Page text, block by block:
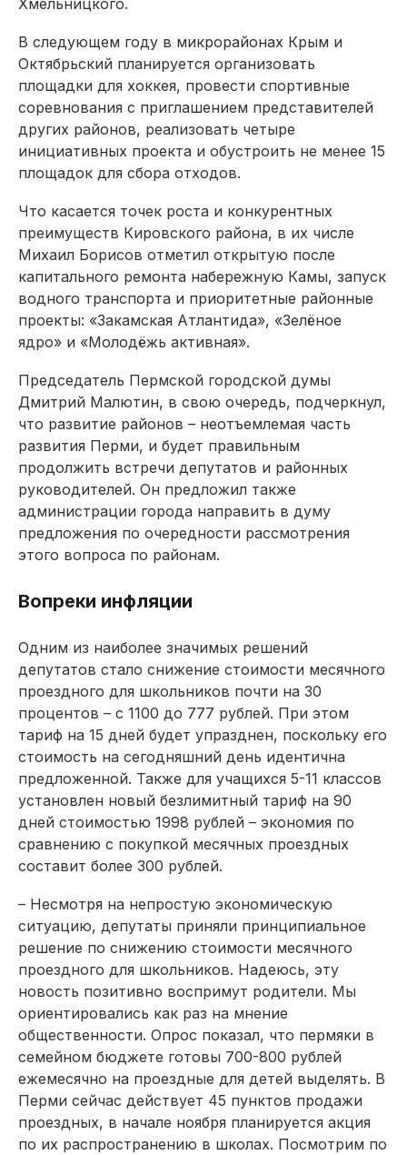
В следующем году в микрорайонах Крым и
Октябрьский планируется организовать
площадки для хоккея, провести спортивные
соревнования с приглашением представителей
других районов, реализовать четыре
инициативных проекта и обустроить не менее 15
площадок для сбора отходов.
Что касается точек роста и конкурентных
преимуществ Кировского района, в их числе
Михаил Борисов отметил открытую после
капитального ремонта набережную Камы, запуск
водного транспорта и приоритетные районные
проекты: «Закамская Атлантида», «Зелёное
ядро» и «Молодёжь активная».
Председатель Пермской городской думы
Дмитрий Малютин, в свою очередь, подчеркнул,
что развитие райо­нов – неотъемлемая часть
развития Перми, и будет правильным
продолжить встречи депутатов и районных
руководителей. Он предложил также
администрации города направить в думу
предложения по очередности рассмотрения
этого вопроса по районам.
Вопреки инфляции
Одним из наиболее значимых решений
депутатов стало снижение стоимости месячного
проездного для школьников почти на 30
процентов – с 1100 до 777 рублей. При этом
тариф на 15 дней будет упразднен, поскольку его
стои­мость на сегодняшний день идентична
предложенной. Также для учащихся 5-11 классов
установлен новый безлимитный тариф на 90
дней стоимостью 1998 рублей – экономия по
сравнению с покупкой месячных проездных
составит более 300 рублей.
– Несмотря на непростую экономическую
ситуацию, депутаты приняли принципиальное
решение по снижению стои­мости месячного
проездного для школьников. Надеюсь, эту
новость позитивно воспримут родители. Мы
ориентировались как раз на мнение
общественности. Опрос показал, что пермяки в
семейном бюджете готовы 700-800 рублей
ежемесячно на проездные для детей выделять. В
Перми сейчас действует 45 пунктов продажи
проездных, в начале ноября планируется акция
по их распространению в школах. Посмотрим по